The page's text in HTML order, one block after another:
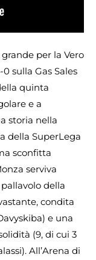
grande per la Vero
sulla Gas Sales
quinta
e a
storia nella
della SuperLega
sconfitta
serviva
della
condita
e una
(9, di cui 3
All’Arena di